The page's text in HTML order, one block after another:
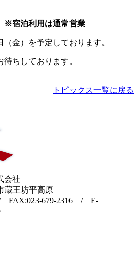
通常営業
金） を予定しております。
ちしております。
トピックス一覧に戻る
会社
蔵王坊平高原
/ FAX:023-679-2316 / E-